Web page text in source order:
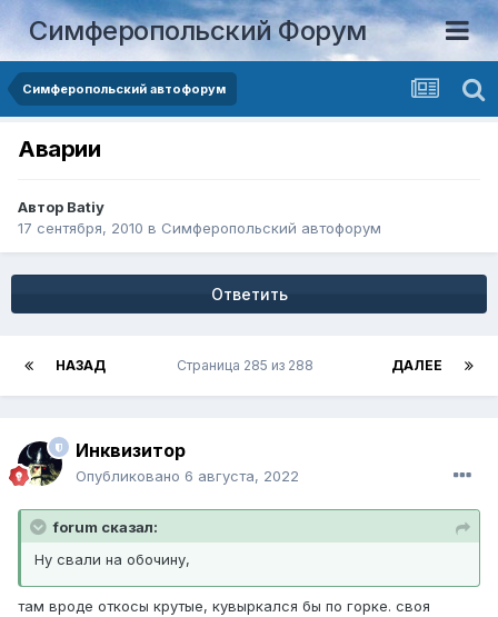
Симферопольский Форум
Симферопольский автофорум
Аварии
Автор Batiy
17 сентября, 2010 в Симферопольский автофорум
Ответить
НАЗАД ДАЛЕЕ
Страница 285 из 288
Инквизитор
Опубликовано 6 августа, 2022
forum сказал:
Ну свали на обочину,
там вроде откосы крутые, кувыркался бы по горке. своя